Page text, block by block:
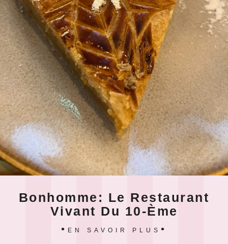
Bonhomme: Le Restaurant
Vivant Du 10-Ème
EN SAVOIR PLUS